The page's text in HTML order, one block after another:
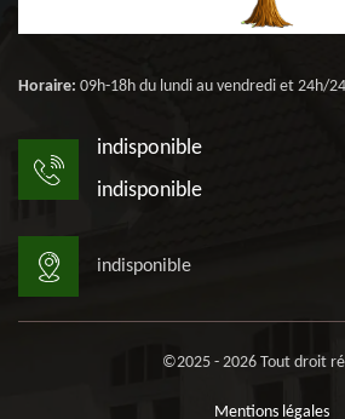
Horaire: 09h-18h du lundi au vendredi et 24h/
indisponible
indisponible
indisponible
©2025 - 2026 Tout droit
Mentions légales